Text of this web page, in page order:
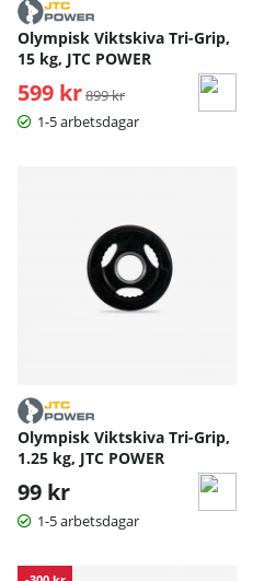
Olympisk Viktskiva Tri-Grip,
15 kg, JTC POWER
599 kr Ordinarie pris:
899 kr
1-5 arbetsdagar
Olympisk Viktskiva Tri-Grip,
1.25 kg, JTC POWER
99 kr
1-5 arbetsdagar